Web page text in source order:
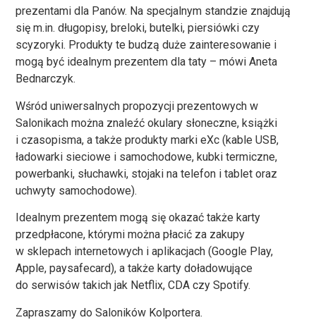
prezentami dla Panów. Na specjalnym standzie znajdują
się m.in. długopisy, breloki, butelki, piersiówki czy
scyzoryki. Produkty te budzą duże zainteresowanie i
mogą być idealnym prezentem dla taty – mówi Aneta
Bednarczyk.
Wśród uniwersalnych propozycji prezentowych w
Salonikach można znaleźć okulary słoneczne, książki
i czasopisma, a także produkty marki eXc (kable USB,
ładowarki sieciowe i samochodowe, kubki termiczne,
powerbanki, słuchawki, stojaki na telefon i tablet oraz
uchwyty samochodowe).
Idealnym prezentem mogą się okazać także karty
przedpłacone, którymi można płacić za zakupy
w sklepach internetowych i aplikacjach (Google Play,
Apple, paysafecard), a także karty doładowujące
do serwisów takich jak Netflix, CDA czy Spotify.
Zapraszamy do Saloników Kolportera.